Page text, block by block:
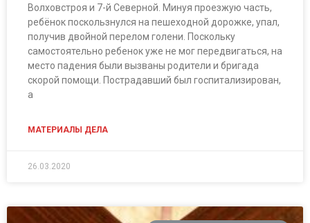
Волховстроя и 7-й Северной. Минуя проезжую часть,
ребёнок поскользнулся на пешеходной дорожке, упал,
получив двойной перелом голени. Поскольку
самостоятельно ребенок уже не мог передвигаться, на
место падения были вызваны родители и бригада
скорой помощи. Пострадавший был госпитализирован,
а
МАТЕРИАЛЫ ДЕЛА
26.03.2020